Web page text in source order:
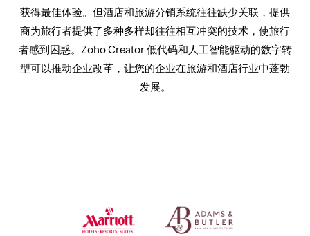
获得最佳体验。但酒店和旅游分销系统往往缺少关联，提供
商为旅行者提供了多种多样却往往相互冲突的技术，使旅行
者感到困惑。Zoho Creator 低代码和人工智能驱动的数字转
型可以推动企业改革，让您的企业在旅游和酒店行业中蓬勃
发展。